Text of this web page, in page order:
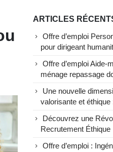
ARTICLES
Offre d’emploi
pour dirigeant
Offre d’emploi Aide-
ménage repassage
Une nouvelle
valorisante et éthique
Découvrez une
Recrutement Éthique
Offre d’emploi :